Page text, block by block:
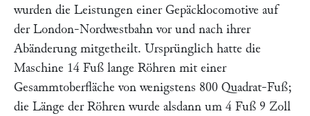
wurden die Leistungen einer Gepäcklocomotive auf
der London-Nordwestbahn vor und nach ihrer
Abänderung mitgetheilt. Ursprünglich hatte die
Maschine 14 Fuß lange Röhren mit einer
Gesammtoberfläche von wenigstens 800 Quadrat-Fuß;
die Länge der Röhren wurde alsdann um 4 Fuß 9 Zoll